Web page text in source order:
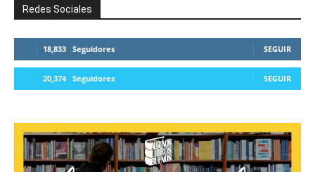
Redes Sociales
18,833 Seguidores SEGUIR
20,374 Seguidores SEGUIR